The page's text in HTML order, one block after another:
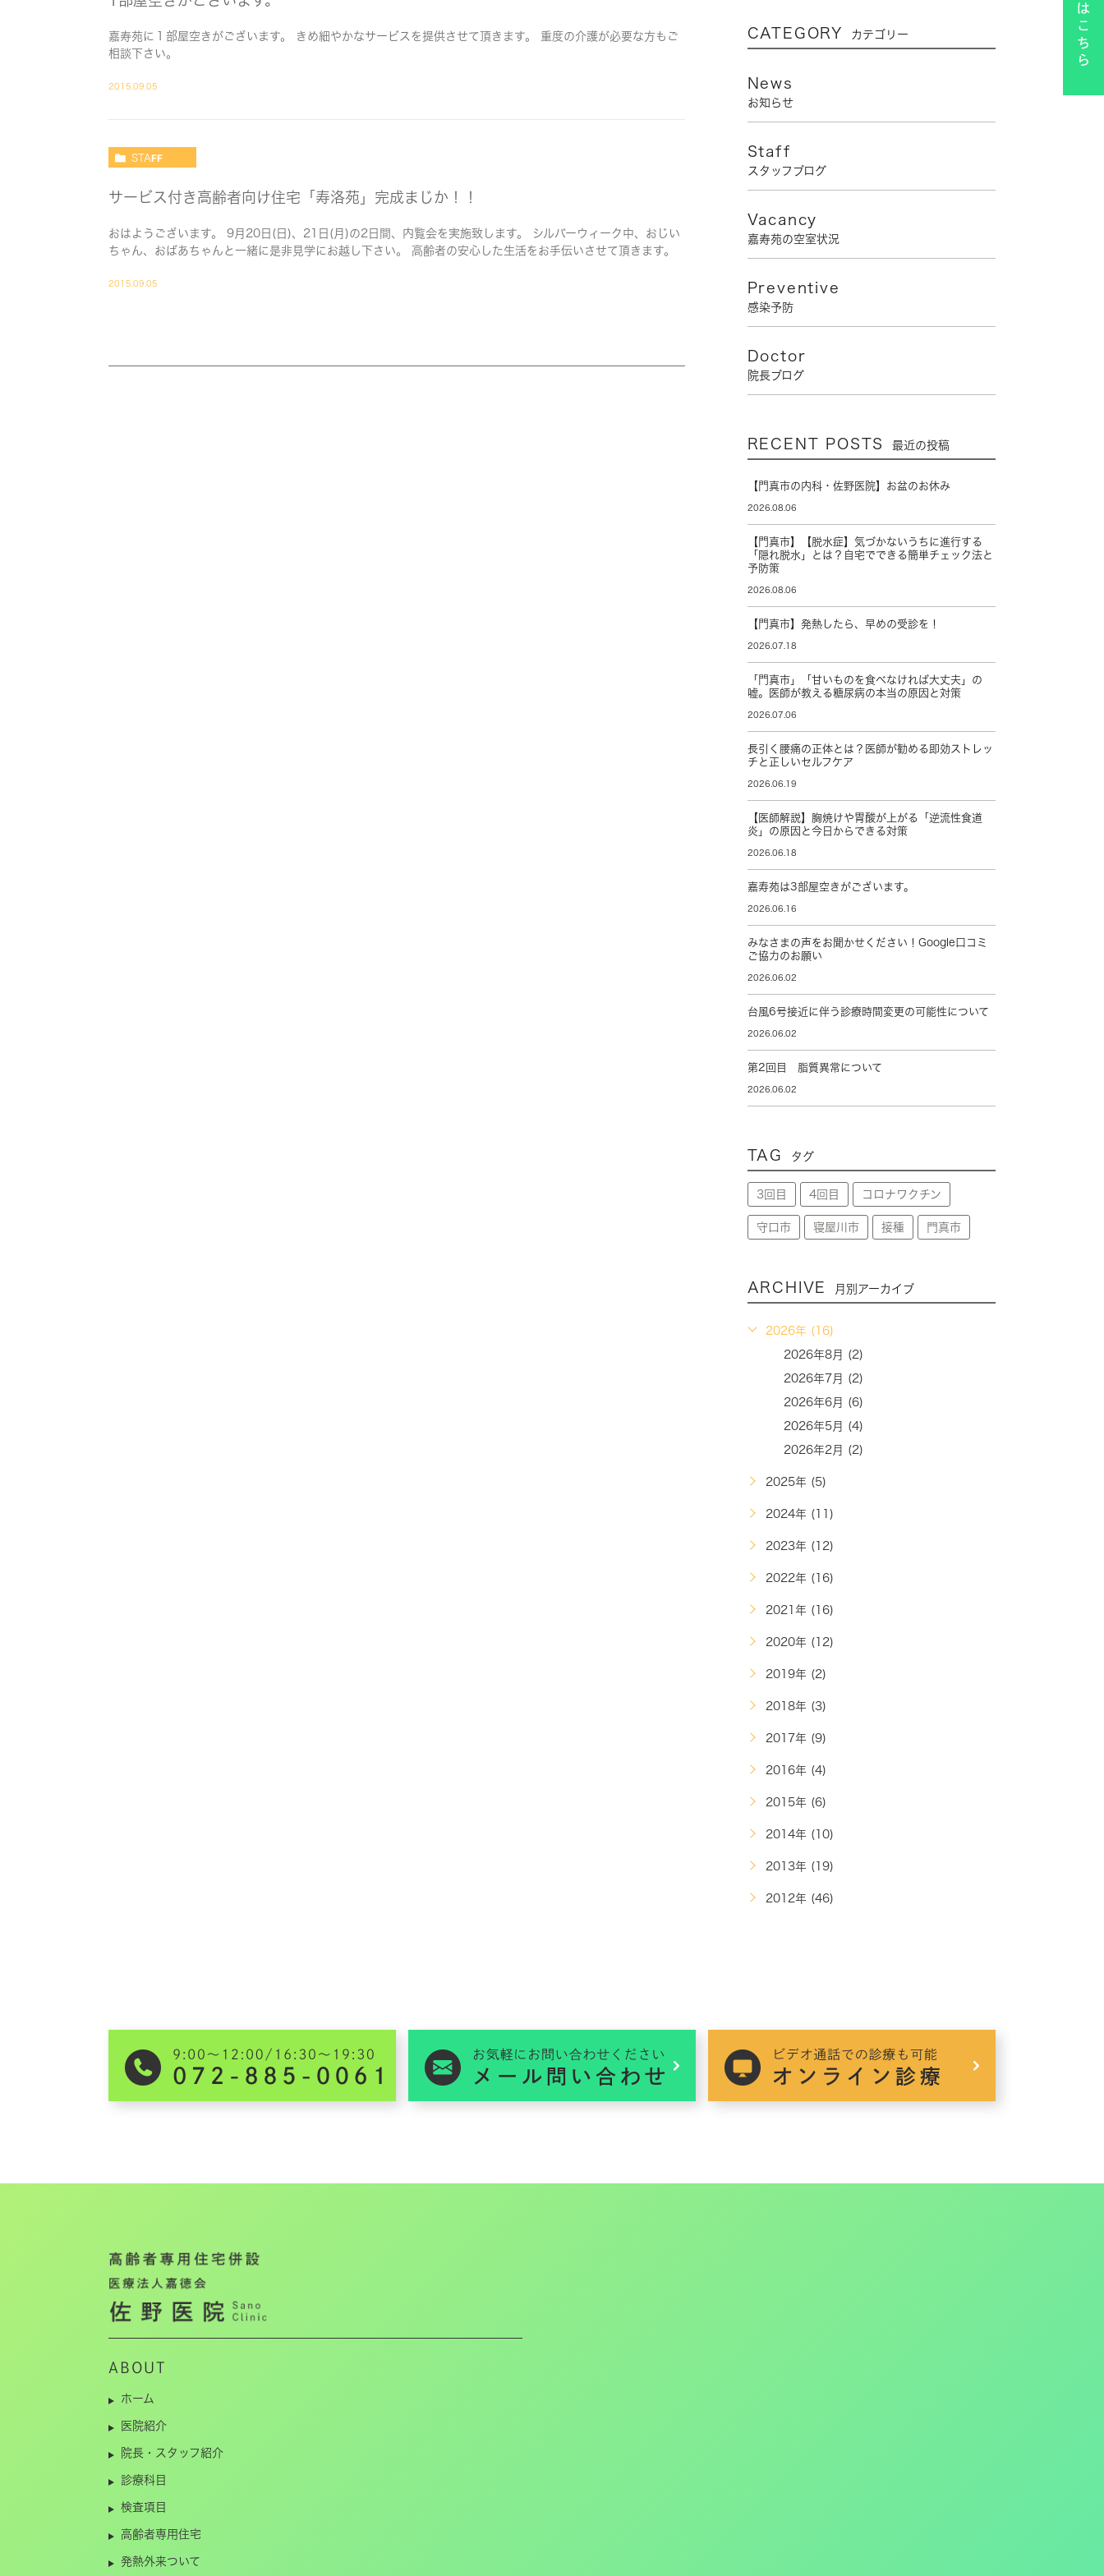
嘉寿苑に１部屋空きがございます。 きめ細やかなサービスを提供させて頂きます。 重度の介護が必要な方もご
相談下さい。
2015.09.05
STAFF
サービス付き高齢者向け住宅「寿洛苑」完成まじか！！
おはようございます。 9月20日(日)、21日(月)の2日間、内覧会を実施致します。 シルバーウィーク中、おじい
ちゃん、おばあちゃんと一緒に是非見学にお越し下さい。 高齢者の安心した生活をお手伝いさせて頂きます。
2015.09.05
CATEGORY カテゴリー
News
お知らせ
Staff
スタッフブログ
Vacancy
嘉寿苑の空室状況
Preventive
感染予防
Doctor
院長ブログ
RECENT POSTS 最近の投稿
【門真市の内科・佐野医院】お盆のお休み
2026.08.06
【門真市】【脱水症】気づかないうちに進行する
「隠れ脱水」とは？自宅でできる簡単チェック法と
予防策
2026.08.06
【門真市】発熱したら、早めの受診を！
2026.07.18
「門真市」「甘いものを食べなければ大丈夫」の
嘘。医師が教える糖尿病の本当の原因と対策
2026.07.06
長引く腰痛の正体とは？医師が勧める即効ストレッ
チと正しいセルフケア
2026.06.19
【医師解説】胸焼けや胃酸が上がる「逆流性食道
炎」の原因と今日からできる対策
2026.06.18
嘉寿苑は3部屋空きがございます。
2026.06.16
みなさまの声をお聞かせください！Google口コミ
ご協力のお願い
2026.06.02
台風6号接近に伴う診療時間変更の可能性について
2026.06.02
第2回目 脂質異常について
2026.06.02
TAG タグ
3回目 4回目 コロナワクチン
守口市 寝屋川市 接種 門真市
ARCHIVE 月別アーカイブ
2026年 (16)
2026年8月 (2)
2026年7月 (2)
2026年6月 (6)
2026年5月 (4)
2026年2月 (2)
2025年 (5)
2024年 (11)
2023年 (12)
2022年 (16)
2021年 (16)
2020年 (12)
2019年 (2)
2018年 (3)
2017年 (9)
2016年 (4)
2015年 (6)
2014年 (10)
2013年 (19)
2012年 (46)
ABOUT
ホーム
医院紹介
院長・スタッフ紹介
診療科目
検査項目
高齢者専用住宅
発熱外来ついて